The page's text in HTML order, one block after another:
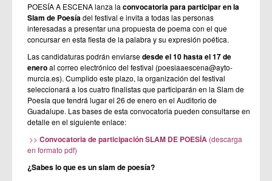
POESÍA A ESCENA lanza la convocatoria para participar en la
Slam de Poesíadel festival e invita a todas las personas
interesadas a presentar una propuesta de poema con el que
concursar en esta fiesta de la palabra y su expresión poética.
Las candidaturas podrán enviarsedesde el 10 hasta el 17 de
eneroal correo electrónico del festival (poesiaaescena@ayto-
murcia.es). Cumplido este plazo, la organización del festival
seleccionará a los cuatro finalistas que participarán en la Slam de
Poesía que tendrá lugar el 26 de enero en el Auditorio de
Guadalupe. Las bases de esta convocatoria pueden consultarse en
detalle en el siguiente enlace:
>> Convocatoria de participación SLAM DE POESÍA (descarga
en formato pdf)
¿Sabes lo que es un slam de poesía?